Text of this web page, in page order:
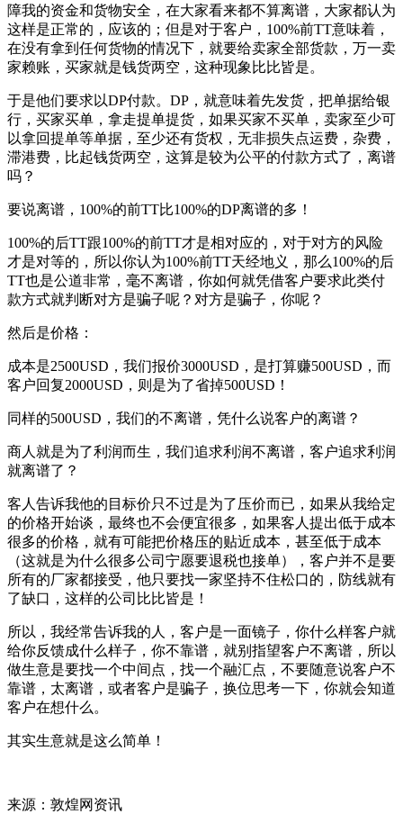
障我的资金和货物安全，在大家看来都不算离谱，大家都认为
这样是正常的，应该的；但是对于客户，100%前TT意味着，
在没有拿到任何货物的情况下，就要给卖家全部货款，万一卖
家赖账，买家就是钱货两空，这种现象比比皆是。
于是他们要求以DP付款。DP，就意味着先发货，把单据给银
行，买家买单，拿走提单提货，如果买家不买单，卖家至少可
以拿回提单等单据，至少还有货权，无非损失点运费，杂费，
滞港费，比起钱货两空，这算是较为公平的付款方式了，离谱
吗？
要说离谱，100%的前TT比100%的DP离谱的多！
100%的后TT跟100%的前TT才是相对应的，对于对方的风险
才是对等的，所以你认为100%前TT天经地义，那么100%的后
TT也是公道非常，毫不离谱，你如何就凭借客户要求此类付
款方式就判断对方是骗子呢？对方是骗子，你呢？
然后是价格：
成本是2500USD，我们报价3000USD，是打算赚500USD，而
客户回复2000USD，则是为了省掉500USD！
同样的500USD，我们的不离谱，凭什么说客户的离谱？
商人就是为了利润而生，我们追求利润不离谱，客户追求利润
就离谱了？
客人告诉我他的目标价只不过是为了压价而已，如果从我给定
的价格开始谈，最终也不会便宜很多，如果客人提出低于成本
很多的价格，就有可能把价格压的贴近成本，甚至低于成本
（这就是为什么很多公司宁愿要退税也接单），客户并不是要
所有的厂家都接受，他只要找一家坚持不住松口的，防线就有
了缺口，这样的公司比比皆是！
所以，我经常告诉我的人，客户是一面镜子，你什么样客户就
给你反馈成什么样子，你不靠谱，就别指望客户不离谱，所以
做生意是要找一个中间点，找一个融汇点，不要随意说客户不
靠谱，太离谱，或者客户是骗子，换位思考一下，你就会知道
客户在想什么。
其实生意就是这么简单！
来源：敦煌网资讯